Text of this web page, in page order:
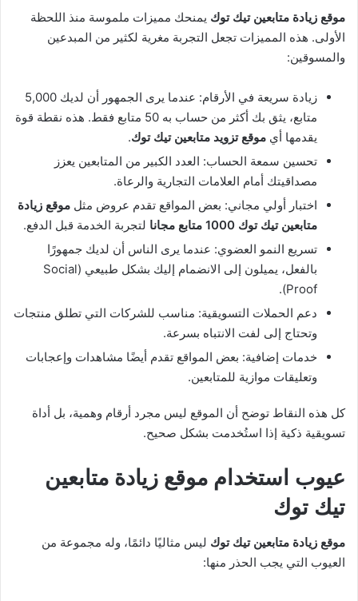
موقع زيادة متابعين تيك توك يمنحك مميزات ملموسة منذ اللحظة
الأولى. هذه المميزات تجعل التجربة مغرية لكثير من المبدعين
والمسوقين:
زيادة سريعة في الأرقام: عندما يرى الجمهور أن لديك 5,000
متابع، يثق بك أكثر من حساب به 50 متابع فقط. هذه نقطة قوة
يقدمها أي موقع تزويد متابعين تيك توك.
تحسين سمعة الحساب: العدد الكبير من المتابعين يعزز
مصداقيتك أمام العلامات التجارية والرعاة.
اختبار أولي مجاني: بعض المواقع تقدم عروض مثل موقع زيادة
متابعين تيك توك 1000 متابع مجانا
لتجربة الخدمة قبل الدفع.
تسريع النمو العضوي: عندما يرى الناس أن لديك جمهورًا
بالفعل، يميلون إلى الانضمام إليك بشكل طبيعي (Social
Proof).
دعم الحملات التسويقية: مناسب للشركات التي تطلق منتجات
وتحتاج إلى لفت الانتباه بسرعة.
خدمات إضافية: بعض المواقع تقدم أيضًا مشاهدات وإعجابات
وتعليقات موازية للمتابعين.
كل هذه النقاط توضح أن الموقع ليس مجرد أرقام وهمية، بل أداة
تسويقية ذكية إذا استُخدمت بشكل صحيح.
عيوب استخدام موقع زيادة متابعين
تيك توك
موقع زيادة متابعين تيك توك ليس مثاليًا دائمًا، وله مجموعة من
العيوب التي يجب الحذر منها: